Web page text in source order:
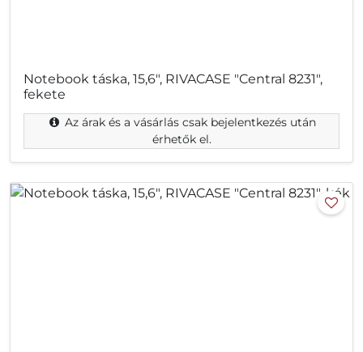
Notebook táska, 15,6", RIVACASE "Central 8231",
fekete
Az árak és a vásárlás csak bejelentkezés után
érhetők el.